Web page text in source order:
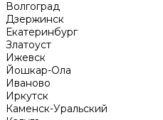
Волгоград
Дзержинск
Екатеринбург
Златоуст
Ижевск
Йошкар-Ола
Иваново
Иркутск
Каменск-Уральский